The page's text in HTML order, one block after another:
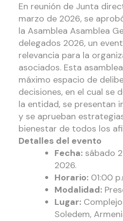
En reunión de Junta
marzo de 2026, se
la Asamblea Asamblea
delegados 2026, un
relevancia para la
asociados. Esta
máximo espacio de
decisiones, en el cual se
la entidad, se presentan
y se aprueban
bienestar de todos los
Detalles del evento
Fecha:sábado
2026.
Horario:01:00
Modalidad:
Lugar:
Soledem,